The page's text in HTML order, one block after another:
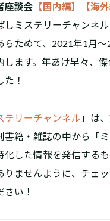
座談会 【国内編】 【海
しミステリーチャンネ
らためて、2021年1月
します。年あけ早々、
た！
テリーチャンネル 」は
書籍・雑誌の中から「
化した情報を発信する
りませんように、チェ
さい！